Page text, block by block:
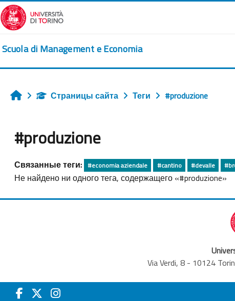
Перейти к основному содержанию
Scuola di Management e Economia
ГлавнаяСтраницы сайта Теги #produzione
#produzione
Связанные теги: #economia aziendale #cantino #devalle
Не найдено ни одного тега, содержащего «#produzione»
Via Verdi, 8 - 10124